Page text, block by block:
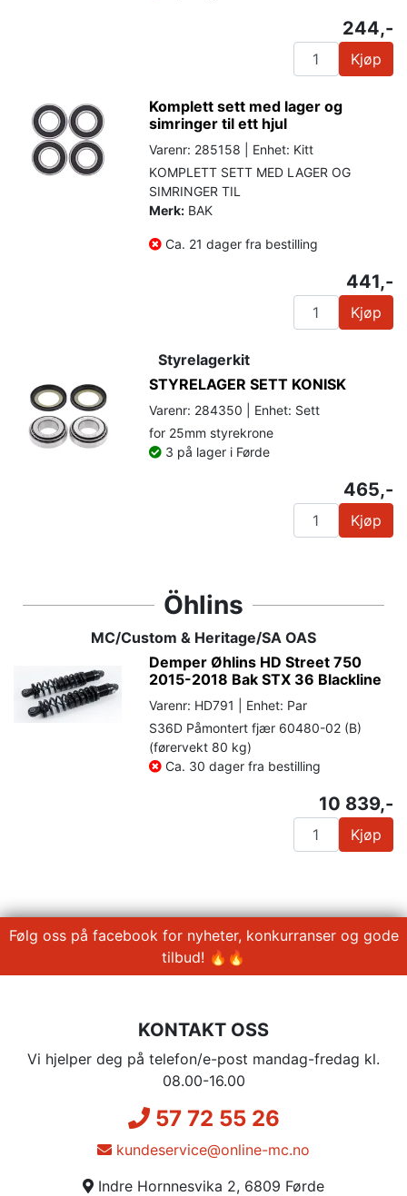
244,-
Kjøp
Komplett sett med lager og
simringer til ett hjul
Varenr: 285158 | Enhet: Kitt
KOMPLETT SETT MED LAGER OG
SIMRINGER TIL
Merk: BAK
Ca. 21 dager fra bestilling
441,-
Kjøp
Styrelagerkit
STYRELAGER SETT KONISK
Varenr: 284350 | Enhet: Sett
for 25mm styrekrone
3 på lager i Førde
465,-
Kjøp
Öhlins
MC/Custom & Heritage/SA OAS
Demper Øhlins HD Street 750
2015-2018 Bak STX 36 Blackline
Varenr: HD791 | Enhet: Par
S36D Påmontert fjær 60480-02 (B)
(førervekt 80 kg)
Ca. 30 dager fra bestilling
10 839,-
Kjøp
Følg oss på facebook for nyheter, konkurranser og gode
tilbud! 🔥🔥
KONTAKT OSS
Vi hjelper deg på telefon/e-post mandag-fredag kl.
08.00-16.00
57 72 55 26
kundeservice@online-mc.no
Indre Hornnesvika 2, 6809 Førde